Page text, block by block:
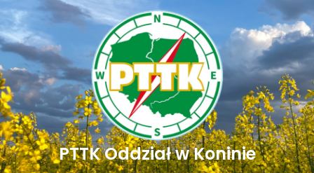
Przejdź
do
treści
PTTK Oddział w Koninie